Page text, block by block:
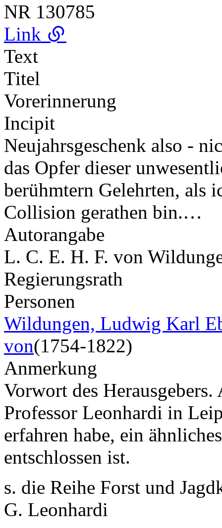
NR 130785
Link
Text
Titel
Vorerinnerung
Incipit
Neujahrsgeschenk also -
das Opfer dieser
berühmtern Gelehrten, als
Collision gerathen bin.…
Autorangabe
L. C. E. H. F. von
Regierungsrath
Personen
Wildungen, Ludwig Karl
von(1754-1822)
Anmerkung
Vorwort des
Professor Leonhardi in
erfahren habe, ein
entschlossen ist.
s. die Reihe Forst und
G. Leonhardi